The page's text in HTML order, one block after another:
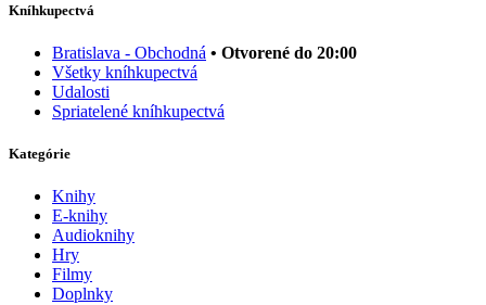
Kníhkupectvá
Bratislava - Obchodná • Otvorené do 20:00
Všetky kníhkupectvá
Udalosti
Spriatelené kníhkupectvá
Kategórie
Knihy
E-knihy
Audioknihy
Hry
Filmy
Doplnky